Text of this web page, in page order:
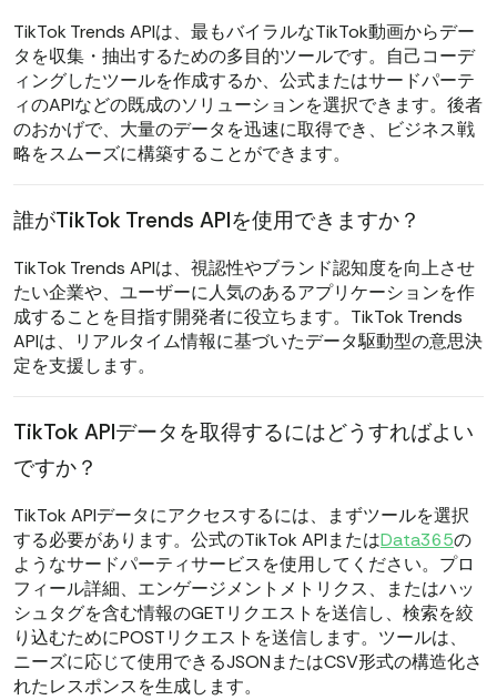
TikTok Trends APIは、最もバイラルなTikTok動画からデー
タを収集・抽出するための多目的ツールです。自己コーデ
ィングしたツールを作成するか、公式またはサードパーテ
ィのAPIなどの既成のソリューションを選択できます。後者
のおかげで、大量のデータを迅速に取得でき、ビジネス戦
略をスムーズに構築することができます。
誰がTikTok Trends APIを使用できますか？
TikTok Trends APIは、視認性やブランド認知度を向上させ
たい企業や、ユーザーに人気のあるアプリケーションを作
成することを目指す開発者に役立ちます。TikTok Trends
APIは、リアルタイム情報に基づいたデータ駆動型の意思決
定を支援します。
TikTok APIデータを取得するにはどうすればよい
ですか？
TikTok APIデータにアクセスするには、まずツールを選択
する必要があります。公式のTikTok APIまたはData365の
ようなサードパーティサービスを使用してください。プロ
フィール詳細、エンゲージメントメトリクス、またはハッ
シュタグを含む情報のGETリクエストを送信し、検索を絞
り込むためにPOSTリクエストを送信します。ツールは、
ニーズに応じて使用できるJSONまたはCSV形式の構造化さ
れたレスポンスを生成します。